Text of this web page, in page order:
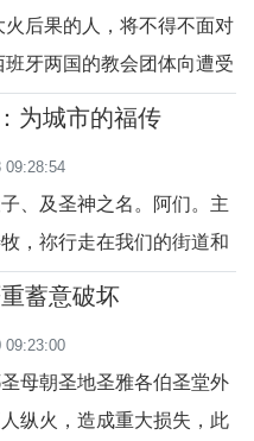
，在那里
在的司铎：其身份、灵修
大会旨在加强司铎之间的弟
进一步深化圣秩圣职的身
后果的人，将不得不面对
牙两国的教会团体向遭受
他们走过内心疗愈的旅
切都毁于大火中。欧洲除
遭受大火的肆
为城市的福传
09:28:54
、及圣神之名。阿们。主
，祢行走在我们的街道和
入宏伟的殿宇和最简陋的街
意义的人。主，祢了解城
的光明与阴影，它的喧嚣
们知道城市蒙召成为自由
蓄意破坏
09:23:00
母朝圣地圣雅各伯圣堂外
纵火，造成重大损失，此